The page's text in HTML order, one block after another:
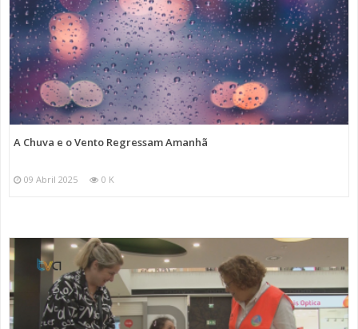
A Chuva e o Vento Regressam Amanhã
09 Abril 2025 0 K